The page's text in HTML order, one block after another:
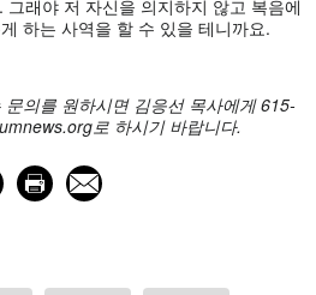
래야 저 자신을 의지하지 않고 복음에
하는 사역을 할 수 있을 테니까요.
의를 원하시면 김응선 목사에게615-
로 하시기 바랍니다.